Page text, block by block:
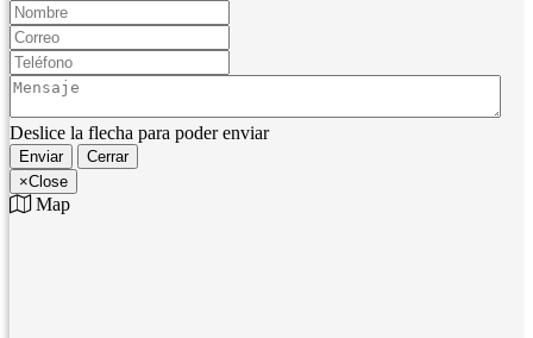
Correo:
Teléfono:
Mensaje:
Deslice la flecha para poder enviar
Enviar
Cerrar
×Close
Map